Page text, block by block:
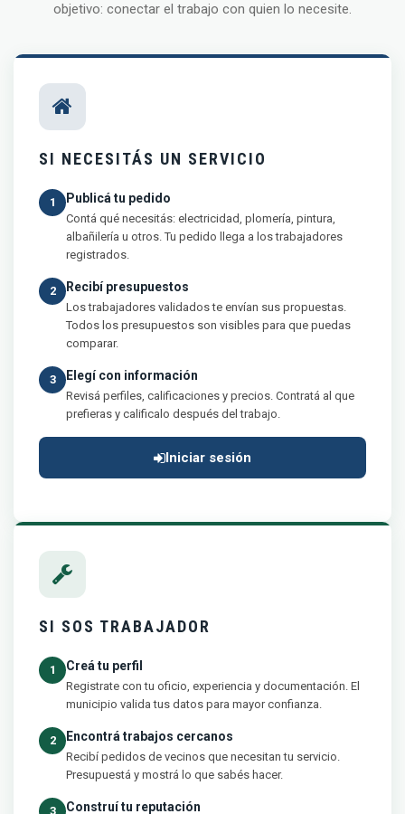
objetivo: conectar el trabajo con quien lo necesite.
SI NECESITÁS UN SERVICIO
1 Publicá tu pedido
Contá qué necesitás: electricidad, plomería, pintura,
albañilería u otros. Tu pedido llega a los trabajadores
registrados.
2 Recibí presupuestos
Los trabajadores validados te envían sus propuestas.
Todos los presupuestos son visibles para que puedas
comparar.
3 Elegí con información
Revisá perfiles, calificaciones y precios. Contratá al que
prefieras y calificalo después del trabajo.
Iniciar sesión
SI SOS TRABAJADOR
1 Creá tu perfil
Registrate con tu oficio, experiencia y documentación. El
municipio valida tus datos para mayor confianza.
2 Encontrá trabajos cercanos
Recibí pedidos de vecinos que necesitan tu servicio.
Presupuestá y mostrá lo que sabés hacer.
3 Construí tu reputación